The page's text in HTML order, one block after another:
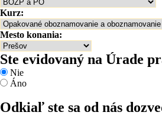
Kurz:
Mesto konania:
Ste evidovaný na Úrade
Nie
Áno
Odkiaľ ste sa od nás